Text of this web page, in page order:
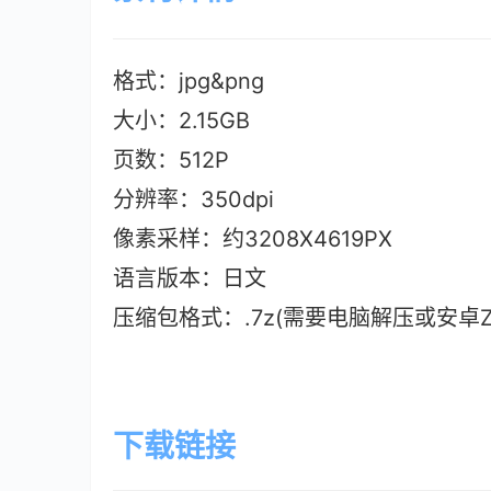
格式：jpg&png
大小：2.15GB
页数：512P
分辨率：350dpi
像素采样：约3208X4619PX
语言版本：日文
压缩包格式：.7z(需要电脑解压或安
下载链接